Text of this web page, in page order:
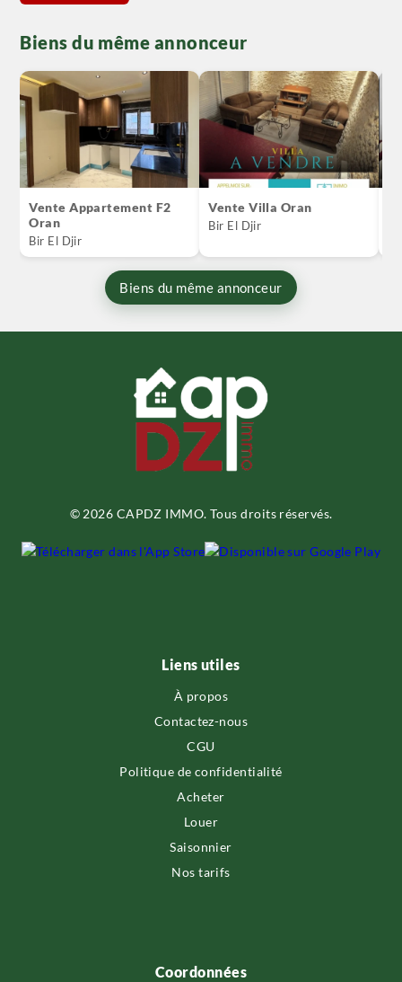
Biens du même annonceur
Vente Appartement F2
Oran
Bir El Djir
Vente Villa Oran
Bir El Djir
Biens du même annonceur
© 2026 CAPDZ IMMO. Tous droits réservés.
Liens utiles
À propos
Contactez-nous
CGU
Politique de confidentialité
Acheter
Louer
Saisonnier
Nos tarifs
Coordonnées